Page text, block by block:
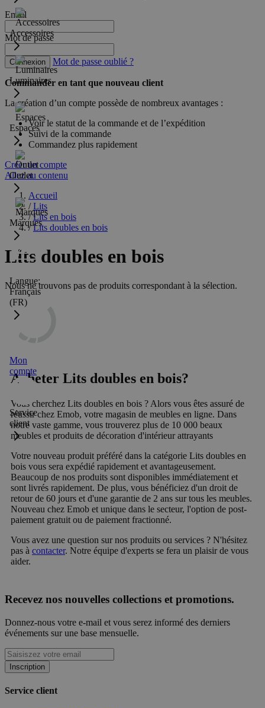
Accessoires
Luminaires
Espaces
Outlet
Marques
Langue:
Français
(FR)
Mon
compte
Service
client
Email
Mot de passe
Connexion Mot de passe oublié ?
Commander en tant que nouveau client
La création d’un compte possède de nombreux avantages :
Voir le statut de la commande et de l’expédition
Suivi de la commande
Commandez plus rapidement
Créer un compte
Allez au contenu
Accueil
/ Lits
/ Lits en bois
/ Lits doubles en bois
Lits doubles en bois
Nous ne trouvons pas de produits correspondant à la sélection.
Acheter Lits doubles en bois?
Vous cherchez Lits doubles en bois ? Alors vous êtes assuré de
réussir chez Emob, votre magasin de meubles en ligne. Dans
notre vaste gamme, vous trouverez plus de 10 000 beaux
meubles et produits de décoration d'intérieur attrayants
Votre nouveau produit préféré dans la catégorie Lits doubles en
bois vous sera expédié rapidement et avantageusement.
Beaucoup de nos produits sont disponibles immédiatement et
sont livrés rapidement. De plus, vous bénéficiez d'un droit de
retour de 60 jours et d'une garantie de 2 ans sur tous les meubles.
Nouveau chez Emob et unique dans le secteur, l'option de post-
paiement gratuit ou de paiement fractionné.
Vous avez une question sur nos produits ou services ? N'hésitez
pas à contacter. Notre équipe d'experts se fera un plaisir de vous
aider.
Recevez nos nouvelles collections et promotions.
Donnez-nous votre e-mail et vous serez informé des derniers
événements sur une base mensuelle.
Inscription
Service client